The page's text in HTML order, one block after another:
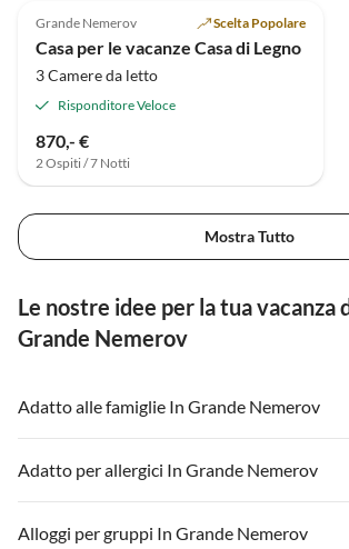
Grande Nemerov Scelta Popolare
Casa per le vacanze Casa di Legno
3 Camere da letto
Risponditore Veloce
870,- €
2 Ospiti / 7 Notti
Mostra Tutto
Le nostre idee per la tua vacanza
Grande Nemerov
Adatto alle famiglie In Grande Nemerov
Adatto per allergici In Grande Nemerov
Alloggi per gruppi In Grande Nemerov